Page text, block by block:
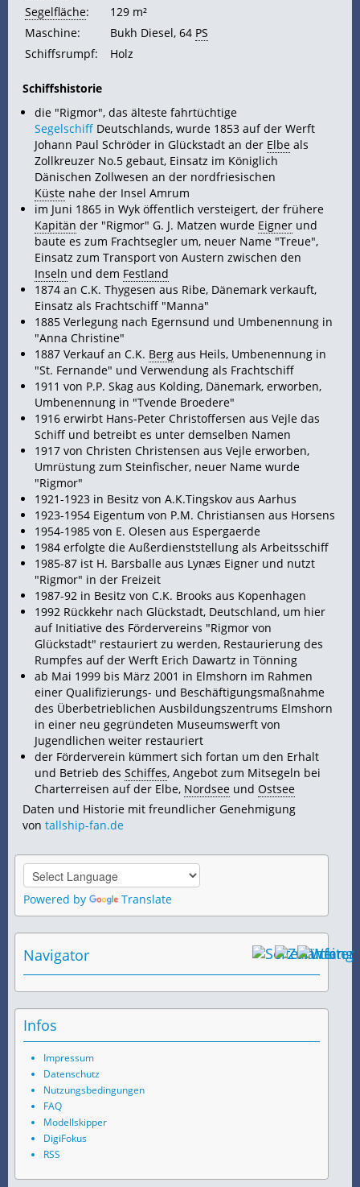
Segelfläche:
129 m²
Maschine:
Bukh Diesel, 64 PS
Schiffsrumpf:
Holz
Schiffshistorie
die "Rigmor", das älteste fahrtüchtige
Segelschiff Deutschlands, wurde 1853 auf der Werft
Johann Paul Schröder in Glückstadt an der Elbe als
Zollkreuzer No.5 gebaut, Einsatz im Königlich
Dänischen Zollwesen an der nordfriesischen
Küste nahe der Insel Amrum
im Juni 1865 in Wyk öffentlich versteigert, der frühere
Kapitän der "Rigmor" G. J. Matzen wurde Eigner und
baute es zum Frachtsegler um, neuer Name "Treue",
Einsatz zum Transport von Austern zwischen den
Inseln und dem Festland
1874 an C.K. Thygesen aus Ribe, Dänemark verkauft,
Einsatz als Frachtschiff "Manna"
1885 Verlegung nach Egernsund und Umbenennung in
"Anna Christine"
1887 Verkauf an C.K. Berg aus Heils, Umbenennung in
"St. Fernande" und Verwendung als Frachtschiff
1911 von P.P. Skag aus Kolding, Dänemark, erworben,
Umbenennung in "Tvende Broedere"
1916 erwirbt Hans-Peter Christoffersen aus Vejle das
Schiff und betreibt es unter demselben Namen
1917 von Christen Christensen aus Vejle erworben,
Umrüstung zum Steinfischer, neuer Name wurde
"Rigmor"
1921-1923 in Besitz von A.K.Tingskov aus Aarhus
1923-1954 Eigentum von P.M. Christiansen aus Horsens
1954-1985 von E. Olesen aus Espergaerde
1984 erfolgte die Außerdienststellung als Arbeitsschiff
1985-87 ist H. Barsballe aus Lynæs Eigner und nutzt
"Rigmor" in der Freizeit
1987-92 in Besitz von C.K. Brooks aus Kopenhagen
1992 Rückkehr nach Glückstadt, Deutschland, um hier
auf Initiative des Fördervereins "Rigmor von
Glückstadt" restauriert zu werden, Restaurierung des
Rumpfes auf der Werft Erich Dawartz in Tönning
ab Mai 1999 bis März 2001 in Elmshorn im Rahmen
einer Qualifizierungs- und Beschäftigungsmaßnahme
des Überbetrieblichen Ausbildungszentrums Elmshorn
in einer neu gegründeten Museumswerft von
Jugendlichen weiter restauriert
der Förderverein kümmert sich fortan um den Erhalt
und Betrieb des Schiffes, Angebot zum Mitsegeln bei
Charterreisen auf der Elbe, Nordsee und Ostsee
Daten und Historie mit freundlicher Genehmigung
von tallship-fan.de
Powered by Translate
Navigator
Infos
Impressum
Datenschutz
Nutzungsbedingungen
FAQ
Modellskipper
DigiFokus
RSS